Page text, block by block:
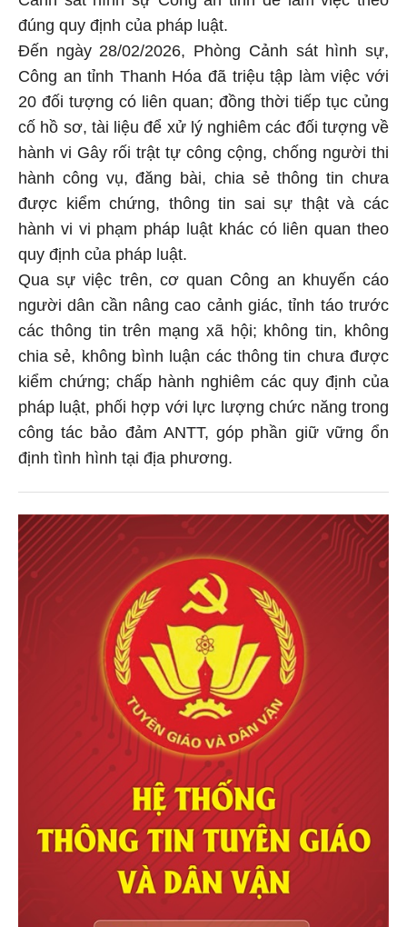
đúng quy định của pháp luật.
Đến ngày 28/02/2026, Phòng Cảnh sát hình sự,
Công an tỉnh Thanh Hóa đã triệu tập làm việc với
20 đối tượng có liên quan; đồng thời tiếp tục củng
cố hồ sơ, tài liệu để xử lý nghiêm các đối tượng về
hành vi Gây rối trật tự công cộng, chống người thi
hành công vụ, đăng bài, chia sẻ thông tin chưa
được kiểm chứng, thông tin sai sự thật và các
hành vi vi phạm pháp luật khác có liên quan theo
quy định của pháp luật.
Qua sự việc trên, cơ quan Công an khuyến cáo
người dân cần nâng cao cảnh giác, tỉnh táo trước
các thông tin trên mạng xã hội; không tin, không
chia sẻ, không bình luận các thông tin chưa được
kiểm chứng; chấp hành nghiêm các quy định của
pháp luật, phối hợp với lực lượng chức năng trong
công tác bảo đảm ANTT, góp phần giữ vững ổn
định tình hình tại địa phương.